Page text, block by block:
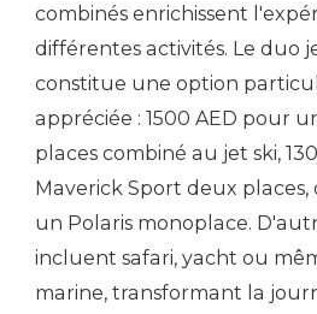
combinés enrichissent
différentes activités. Le duo
constitue une option
appréciée : 1500 AED pour
places combiné au jet ski,
Maverick Sport deux places,
un Polaris monoplace.
incluent safari, yacht ou
marine, transformant la